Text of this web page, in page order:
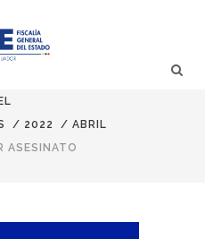
/ 2022 / ABRIL
ASESINATO